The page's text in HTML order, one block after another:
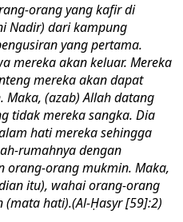
orang yang kafir di
Nadir) dari kampung
yang pertama.
mereka akan keluar. Mereka
mereka akan dapat
Maka, (azab) Allah datang
tidak mereka sangka. Dia
hati mereka sehingga
rumahnya dengan
orang-orang mukmin. Maka,
itu), wahai orang-orang
(mata hati).(Al-Ḥasyr [59]:2)